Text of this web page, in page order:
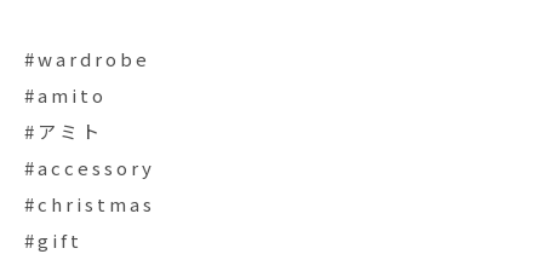
#wardrobe
#amito
#アミト
#accessory
#christmas
#gift